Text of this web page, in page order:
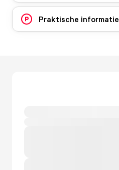
Praktische informatie